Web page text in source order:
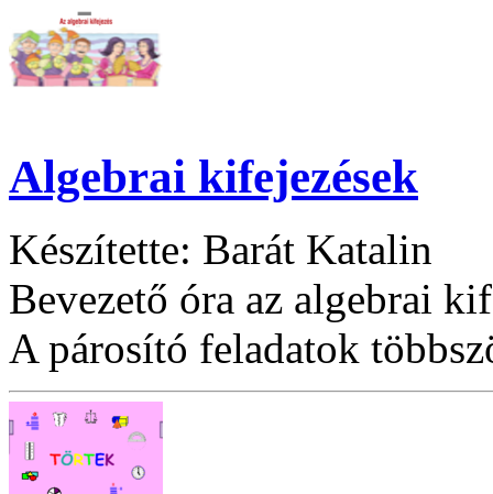
Algebrai kifejezések
Készítette: Barát Katalin
Bevezető óra az algebrai
A párosító feladatok